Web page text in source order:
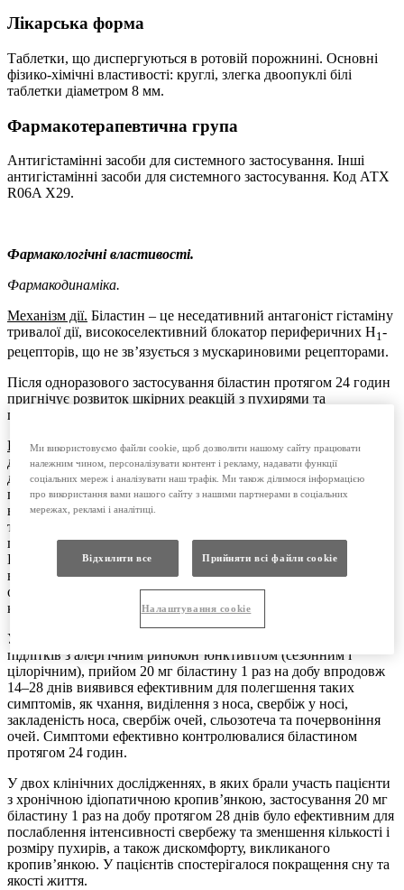
Лікарська форма
Таблетки, що диспергуються в ротовій порожнині. Основні
фізико-хімічні властивості: круглі, злегка двоопуклі білі
таблетки діаметром 8 мм.
Фармакотерапевтична група
Антигістамінні засоби для системного застосування. Інші
антигістамінні засоби для системного застосування. Код АТХ
R06A X29.
Фармакологічні властивості.
Фармакодинаміка.
Механізм дії. Біластин – це неседативний антагоніст гістаміну
тривалої дії, високоселективний блокатор периферичних H1-
рецепторів, що не зв’язується з мускариновими рецепторами.
Після одноразового застосування біластин протягом 24 годин
пригнічує розвиток шкірних реакцій з пухирями та
почервонінням, спричинених гістаміном.
Клінічна ефективність.Ефективність біластину була
досліджена у дорослих і підлітків. Згідно з рекомендаціями
доведена ефективність у дорослих і підлітків може вважатися
прийнятною для дітей з урахуванням того, що системний
вплив 10 мг біластину у дітей віком від 2 до 11 років з масою
тіла не менше 15 кг відповідає впливу у дорослих при
прийомі 20 мг біластину (див. розділ «Фармакокінетика»).
Екстраполяція даних, отриманих у дорослих і підлітків,
вважається обґрунтованою для даного лікарського засобу,
оскільки патофізіологія алергічного ринокон’юнктивіту і
кропив’янки є однаковою у всіх вікових групах.
У клінічних дослідженнях, проведених за участю дорослих і
підлітків з алергічним ринокон’юнктивітом (сезонним і
цілорічним), прийом 20 мг біластину 1 раз на добу впродовж
14–28 днів виявився ефективним для полегшення таких
симптомів, як чхання, виділення з носа, свербіж у носі,
закладеність носа, свербіж очей, сльозотеча та почервоніння
очей. Симптоми ефективно контролювалися біластином
протягом 24 годин.
У двох клінічних дослідженнях, в яких брали участь пацієнти
з хронічною ідіопатичною кропив’янкою, застосування 20 мг
біластину 1 раз на добу протягом 28 днів було ефективним для
послаблення інтенсивності свербежу та зменшення кількості і
розміру пухирів, а також дискомфорту, викликаного
кропив’янкою. У пацієнтів спостерігалося покращення сну та
якості життя.
Ми використовуємо файли cookie, щоб дозволити нашому сайту працювати
належним чином, персоналізувати контент і рекламу, надавати функції
соціальних мереж і аналізувати наш трафік. Ми також ділимося інформацією
про використання вами нашого сайту з нашими партнерами в соціальних
мережах, рекламі і аналітиці.
Відхилити все Прийняти всі файли сookie
Налаштування cookie